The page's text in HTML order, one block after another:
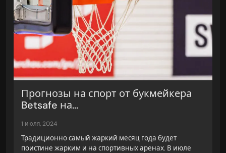
Прогнозы на спорт от букмейкера
Betsafe на...
1 июля, 2024
Традиционно самый жаркий месяц года будет
поистине жарким и на спортивных аренах. В июле